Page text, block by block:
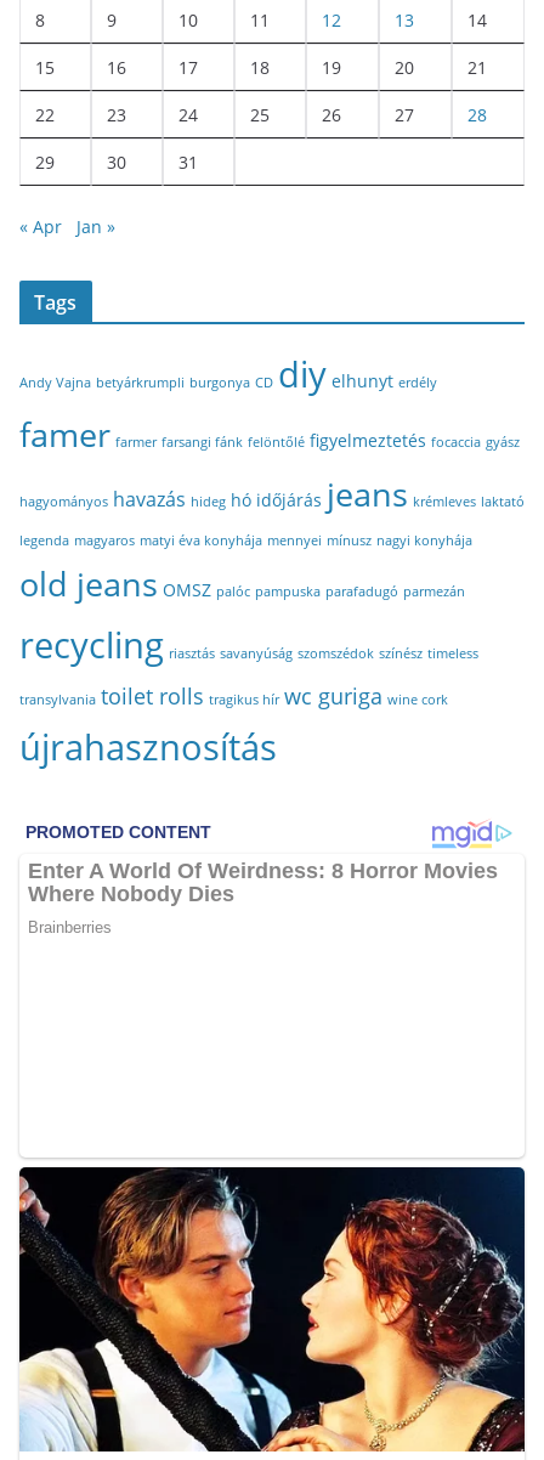
8 9 10 11 12 13 14
15 16 17 18 19 20 21
22 23 24 25 26 27 28
29 30 31
« Apr Jan »
Tags
Andy Vajna betyárkrumpli burgonya CD diy elhunyt erdély
famer farmer farsangi fánk felöntőlé figyelmeztetés focaccia gyász
hagyományos havazás hideg hó időjárás jeans krémleves laktató
legenda magyaros matyi éva konyhája mennyei mínusz nagyi konyhája
old jeans OMSZ palóc pampuska parafadugó parmezán
recycling riasztás savanyúság szomszédok színész timeless
transylvania toilet rolls tragikus hír wc guriga wine cork
újrahasznosítás